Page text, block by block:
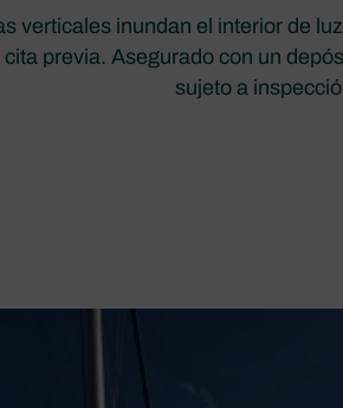
verticales inundan el interior de
previa. Asegurado con un
sujeto a